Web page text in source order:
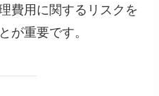
費用に関するリスクを
が重要です。